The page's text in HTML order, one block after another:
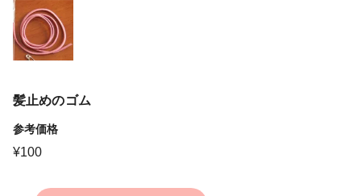
髪止めのゴム
参考価格
¥100